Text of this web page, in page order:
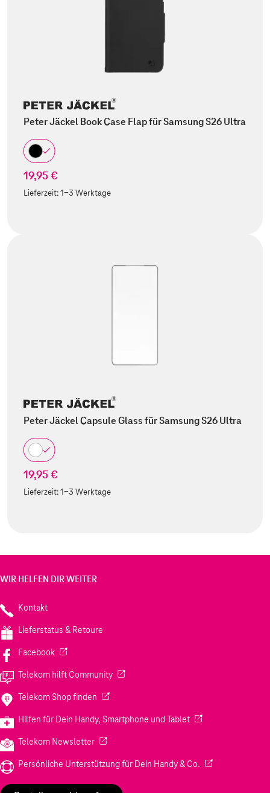
Peter Jäckel Book Case Flap für Samsung S26 Ultra
19,95 €
Lieferzeit:1-3 Werktage
Peter Jäckel Capsule Glass für Samsung S26 Ultra
19,95 €
Lieferzeit:1-3 Werktage
WIR HELFEN DIR WEITER
Kontakt
Lieferstatus & Retoure
Facebook(Wird in einem neuen Tab geöffnet)
Telekom hilft Community(Wird in einem neuen Tab geöffnet)
Telekom Shop finden (Wird in einem neuen Tab geöffnet)
Hilfen für Dein Handy, Smartphone und Tablet(Wird in einem
Telekom Newsletter(Wird in einem neuen Tab geöffnet)
Persönliche Unterstützung für Dein Handy & Co. (Wird in einem